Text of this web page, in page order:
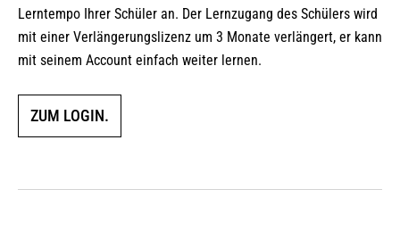
Lerntempo Ihrer Schüler an. Der Lernzugang des Schülers wird
mit einer Verlängerungslizenz um 3 Monate verlängert, er kann
mit seinem Account einfach weiter lernen.
ZUM LOGIN.